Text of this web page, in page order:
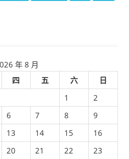
年 8 月
四 五 六
日
1
2
6 7 8
9
13 14 15
16
20 21 22 23